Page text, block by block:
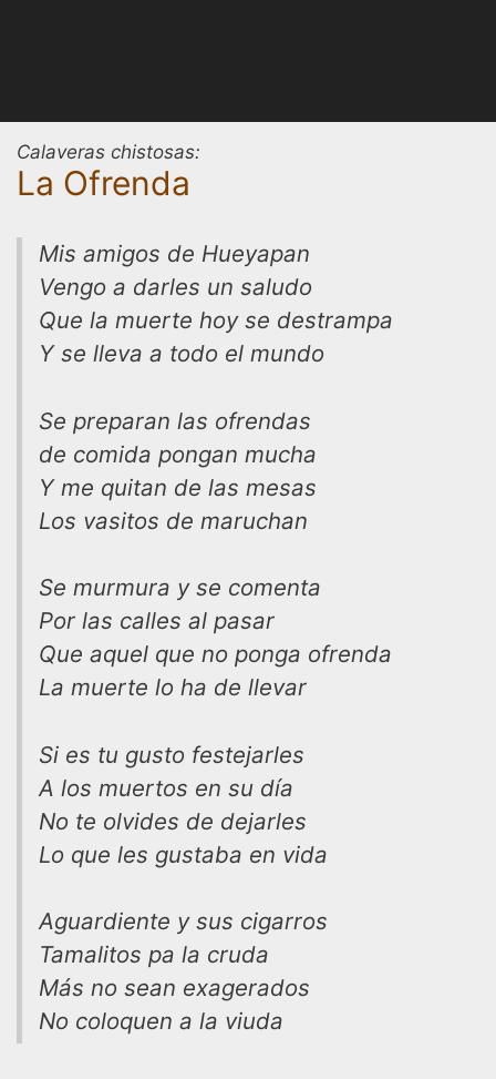
Calaveras chistosas:
La Ofrenda
Mis amigos de Hueyapan
Vengo a darles un saludo
Que la muerte hoy se destrampa
Y se lleva a todo el mundo
Se preparan las ofrendas
de comida pongan mucha
Y me quitan de las mesas
Los vasitos de maruchan
Se murmura y se comenta
Por las calles al pasar
Que aquel que no ponga ofrenda
La muerte lo ha de llevar
Si es tu gusto festejarles
A los muertos en su día
No te olvides de dejarles
Lo que les gustaba en vida
Aguardiente y sus cigarros
Tamalitos pa la cruda
Más no sean exagerados
No coloquen a la viuda